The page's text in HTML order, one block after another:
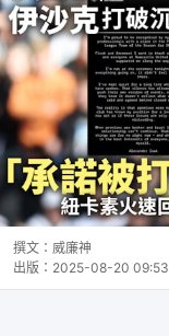
撰文： 威廉神
出版： 2025-08-20 09:53